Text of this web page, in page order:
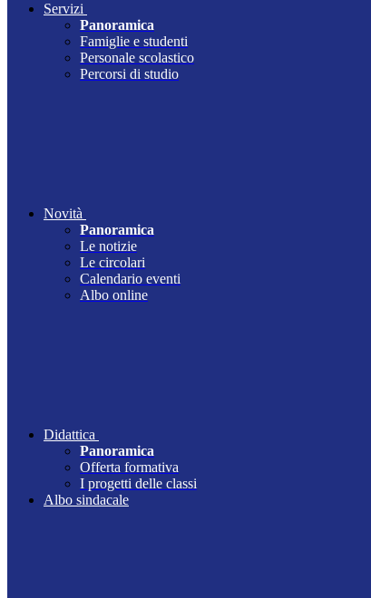
Servizi
Panoramica
Famiglie e studenti
Personale scolastico
Percorsi di studio
Novità
Panoramica
Le notizie
Le circolari
Calendario eventi
Albo online
Didattica
Panoramica
Offerta formativa
I progetti delle classi
Albo sindacale